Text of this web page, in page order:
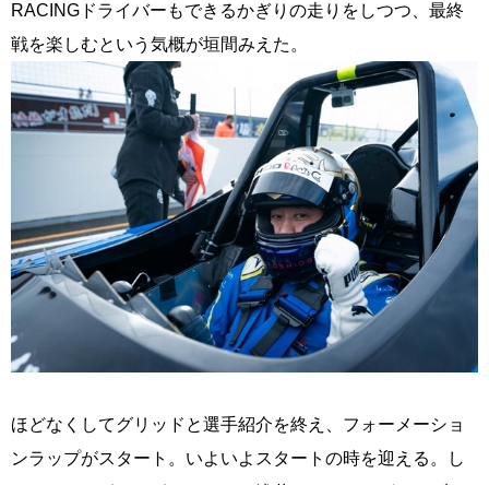
RACINGドライバーもできるかぎりの走りをしつつ、最終
戦を楽しむという気概が垣間みえた。
ほどなくしてグリッドと選手紹介を終え、フォーメーショ
ンラップがスタート。いよいよスタートの時を迎える。し